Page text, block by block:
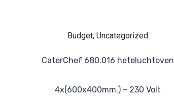
Budget, Uncategorized
CaterChef 680.016 heteluchtoven
4x(600x400mm.) – 230 Volt